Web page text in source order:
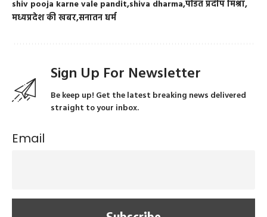
shiv pooja karne vale pandit shiva dharma पंडित प्रदीप मिश्रा
मध्यप्रदेश की खबरसनातन धर्म
Sign Up For Newsletter
Be keep up! Get the latest breaking news delivered
straight to your inbox.
Email